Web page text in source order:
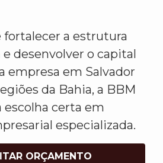
fortalecer a estrutura
desenvolver o capital
empresa em Salvador
da Bahia, a BBM
escolha certa em
especializada.
ORÇAMENTO